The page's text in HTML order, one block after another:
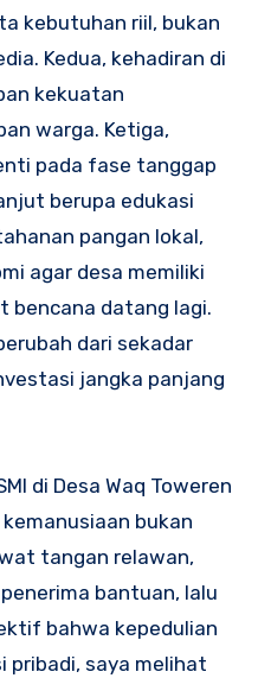
kebutuhan riil, bukan
Kedua, kehadiran di
kekuatan
warga. Ketiga,
pada fase tanggap
berupa edukasi
pangan lokal,
agar desa memiliki
bencana datang lagi.
dari sekadar
jangka panjang
di Desa Waq Toweren
bukan
tangan relawan,
bantuan, lalu
bahwa kepedulian
pribadi, saya melihat